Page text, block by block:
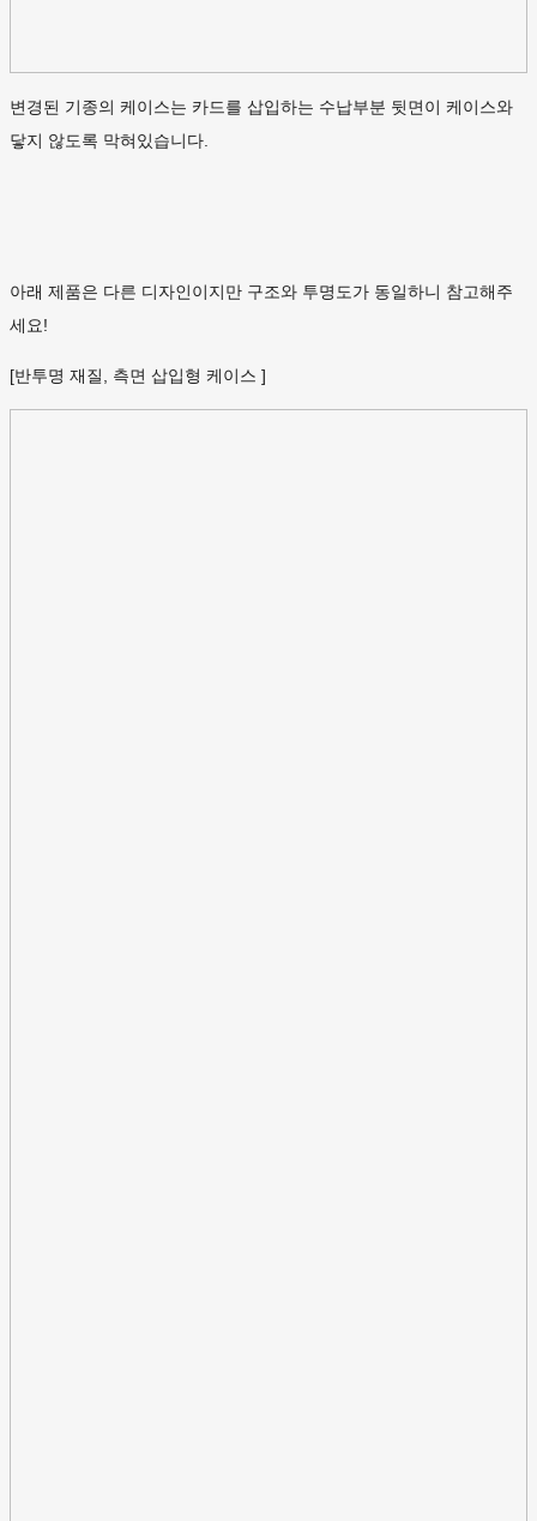
변경된 기종의 케이스는 카드를 삽입하는 수납부분 뒷면이 케이스와
닿지 않도록 막혀있습니다.
아래 제품은 다른 디자인이지만 구조와 투명도가 동일하니 참고해주
세요!
[반투명 재질, 측면 삽입형 케이스 ]